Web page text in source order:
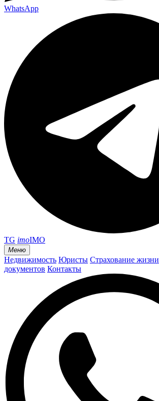
WhatsApp
TG imoIMO
Меню
Недвижимость Юристы Страхование жизни
документов Контакты